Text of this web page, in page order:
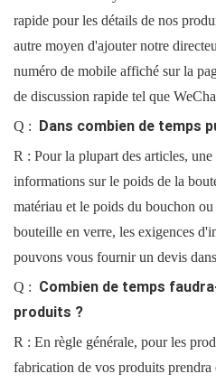
rapide pour les détails de nos
autre moyen d'ajouter notre
numéro de mobile affiché sur la
de discussion rapide tel que
Q : Dans combien de temps
R : Pour la plupart des articles,
informations sur le poids de la
matériau et le poids du bouchon
bouteille en verre, les exigences
pouvons vous fournir un devis
Q : Combien de temps
produits ?
R : En règle générale, pour les
fabrication de vos produits